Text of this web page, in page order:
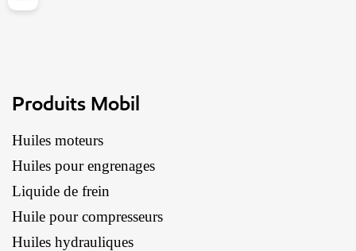
Produits Mobil
Huiles moteurs
Huiles pour engrenages
Liquide de frein
Huile pour compresseurs
Huiles hydrauliques